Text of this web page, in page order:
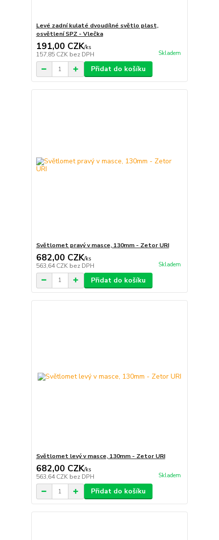
Levé zadní kulaté dvoudílné světlo plast,
osvětlení SPZ - Vlečka
191,00 CZK/ks
157,85 CZK bez DPH Skladem
Přidat do košíku
Světlomet pravý v masce, 130mm - Zetor URI
682,00 CZK/ks
563,64 CZK bez DPH Skladem
Přidat do košíku
Světlomet levý v masce, 130mm - Zetor URI
682,00 CZK/ks
563,64 CZK bez DPH Skladem
Přidat do košíku